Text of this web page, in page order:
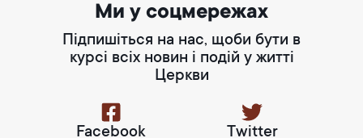
Ми у соцмережах
Підпишіться на нас, щоби бути в
курсі всіх новин і подій у житті
Церкви
Facebook Twitter